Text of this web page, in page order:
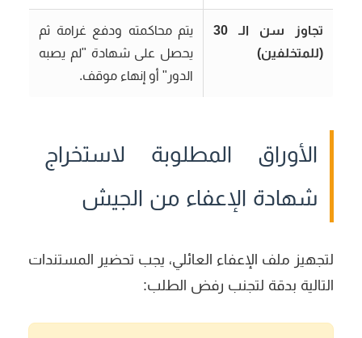
تجاوز سن الـ 30
(للمتخلفين)
يتم محاكمته ودفع غرامة ثم
يحصل على شهادة "لم يصبه
الدور" أو إنهاء موقف.
الأوراق المطلوبة لاستخراج
شهادة الإعفاء من الجيش
لتجهيز ملف الإعفاء العائلي، يجب تحضير المستندات
التالية بدقة لتجنب رفض الطلب: